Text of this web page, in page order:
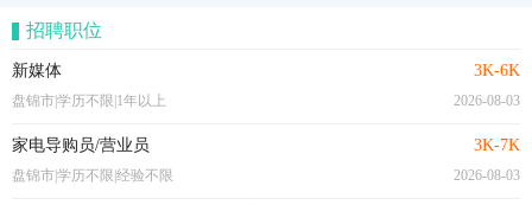
招聘职位
新媒体 3K-6K
盘锦市|学历不限|1年以上 2026-08-03
家电导购员/营业员 3K-7K
盘锦市|学历不限|经验不限 2026-08-03